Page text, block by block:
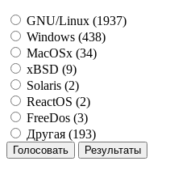
GNU/Linux (1937)
Windows (438)
MacOSx (34)
xBSD (9)
Solaris (2)
ReactOS (2)
FreeDos (3)
Другая (193)